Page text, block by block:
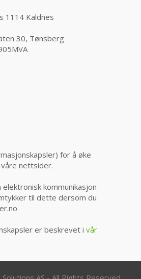
1114 Kaldnes
30, Tønsberg
for å øke
nettsider.
kommunikasjon
til dette dersom du
er beskrevet i vår